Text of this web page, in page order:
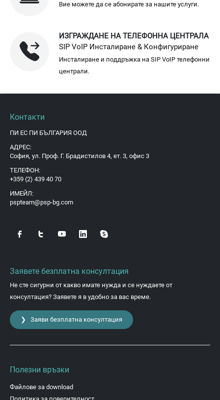
Вие можете да се абонирате за нашите услуги.
ИЗГРАЖДАНЕ НА ТЕЛЕФОННА ЦЕНТРАЛА
SIP VoIP Инсталиране & Конфигуриране
Инсталиране и поддръжка на SIP VoIP телефонни
централи.
Контакти
ПИ ЕС ПИ БЪЛГАРИЯ ООД
АДРЕС:
София, ул. Проф. Г. Брадистилов 4, ет. 3, офис 3
ТЕЛЕФОН:
+359 (2) 439 40 70
ИМЕЙЛ:
pspteam@psp-bg.com
Заявете безплатна консултация
Не сте сигурни от какво имате нужда и се нуждаете от
консултация? Заявете я в удобно за вас време.
❯ Заяви безплатна консултация
Полезни връзки
Файлове за download